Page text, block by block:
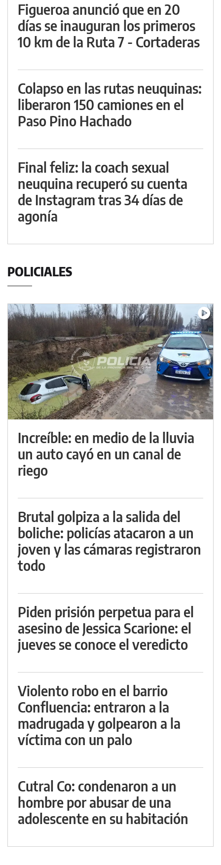
Figueroa anunció que en 20
días se inauguran los primeros
10 km de la Ruta 7 - Cortaderas
Colapso en las rutas neuquinas:
liberaron 150 camiones en el
Paso Pino Hachado
Final feliz: la coach sexual
neuquina recuperó su cuenta
de Instagram tras 34 días de
agonía
POLICIALES
Increíble: en medio de la lluvia
un auto cayó en un canal de
riego
Brutal golpiza a la salida del
boliche: policías atacaron a un
joven y las cámaras registraron
todo
Piden prisión perpetua para el
asesino de Jessica Scarione: el
jueves se conoce el veredicto
Violento robo en el barrio
Confluencia: entraron a la
madrugada y golpearon a la
víctima con un palo
Cutral Co: condenaron a un
hombre por abusar de una
adolescente en su habitación